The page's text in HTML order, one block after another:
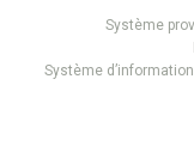
Système
Système